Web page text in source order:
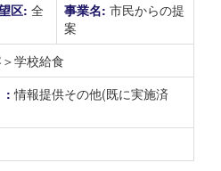
区: 全
事業名: 市民からの提
案
学校給食
:情報提供その他(既に実施済